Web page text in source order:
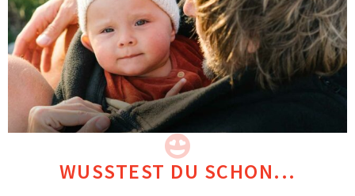
rechten Manteltasche
MATERIAL & VERARBEITUNG
3-lagiger Softshell, innen mit Fleece gefüttert
Winddicht, wasserabweisend & atmungsaktiv
Sorgfältige Verarbeitung & robuste Nähte
Langlebig, alltagstaugliche Qualität
Hochwertig verarbeitet und handgenäht in der EU.
WUSSTEST DU SCHON...